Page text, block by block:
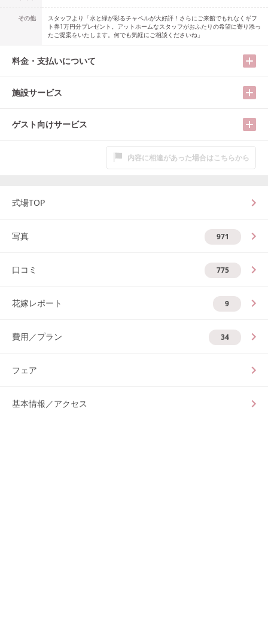
その他
スタッフより「水と緑が彩るチャペルが大好評！さらにご来館でもれなくギフ
ト券1万円分プレゼント。アットホームなスタッフがおふたりの希望に寄り添っ
たご提案をいたします。何でも気軽にご相談くださいね」
料金・支払いについて
施設サービス
ゲスト向けサービス
内容に相違があった場合はこちらから
式場TOP
写真 971
口コミ 775
花嫁レポート 9
費用／プラン 34
フェア
基本情報／アクセス